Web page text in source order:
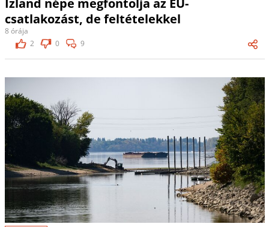
csatlakozást, de feltételekkel
8 órája
2
0 9